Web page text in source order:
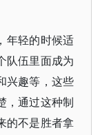
年轻的时候适
队伍里面成为
兴趣等，这些
，通过这种制
的不是胜者拿